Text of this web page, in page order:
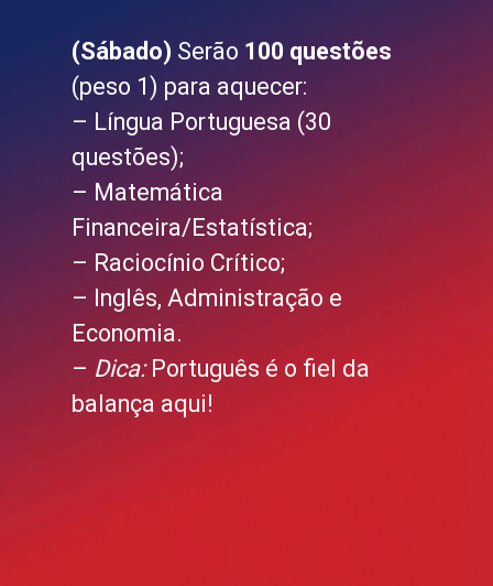
(Sábado) Serão 100 questões
(peso 1) para aquecer:
– Língua Portuguesa (30
questões);
– Matemática
Financeira/Estatística;
– Raciocínio Crítico;
– Inglês, Administração e
Economia.
– Dica:Português é o fiel da
balança aqui!